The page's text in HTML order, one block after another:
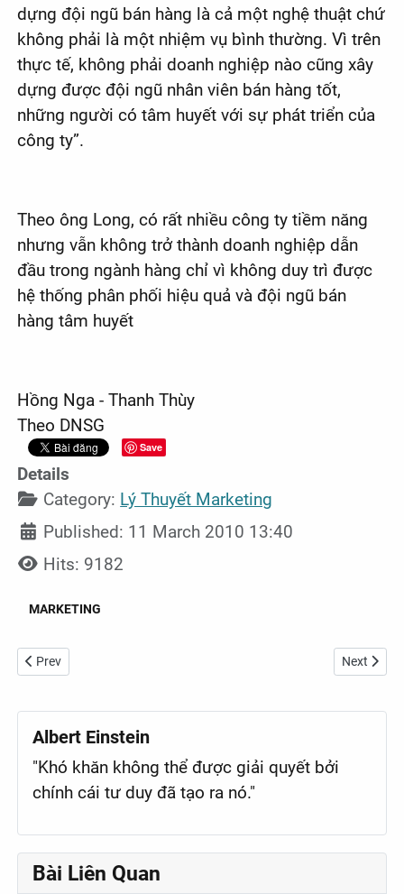
dựng đội ngũ bán hàng là cả một nghệ thuật chứ
không phải là một nhiệm vụ bình thường. Vì trên
thực tế, không phải doanh nghiệp nào cũng xây
dựng được đội ngũ nhân viên bán hàng tốt,
những người có tâm huyết với sự phát triển của
công ty”.
Theo ông Long, có rất nhiều công ty tiềm năng
nhưng vẫn không trở thành doanh nghiệp dẫn
đầu trong ngành hàng chỉ vì không duy trì được
hệ thống phân phối hiệu quả và đội ngũ bán
hàng tâm huyết
Hồng Nga - Thanh Thùy
Theo DNSG
Save
Details
Category: Lý Thuyết Marketing
Published: 11 March 2010 13:40
Hits: 9182
MARKETING
Previous article: Tiếp thị số và 5 phút với GS Quelch
Prev Next
Next
Albert Einstein
"Khó khăn không thể được giải quyết bởi
chính cái tư duy đã tạo ra nó."
Bài Liên Quan